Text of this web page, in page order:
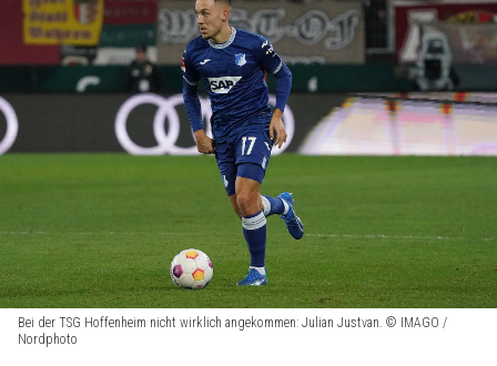
Bei der TSG Hoffenheim nicht wirklich angekommen: Julian Justvan. © IMAGO /
Nordphoto